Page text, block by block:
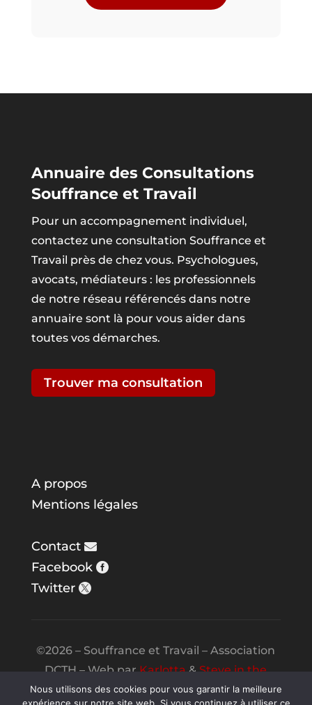
Annuaire des Consultations
Souffrance et Travail
Pour un accompagnement individuel,
contactez une consultation Souffrance et
Travail près de chez vous. Psychologues,
avocats, médiateurs : les professionnels
de notre réseau référencés dans notre
annuaire sont là pour vous aider dans
toutes vos démarches.
Trouver ma consultation
A propos
Mentions légales
Contact
Facebook
Twitter
©2026 – Souffrance et Travail – Association
DCTH – Web parKarlotta&Steve in the
Night
Nous utilisons des cookies pour vous garantir la meilleure